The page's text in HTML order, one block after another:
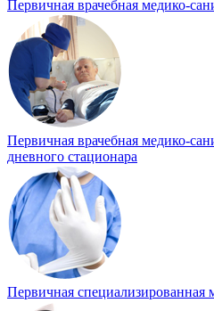
Первичная врачебная медико-
Первичная врачебная медико-
дневного стационара
Первичная специализированная